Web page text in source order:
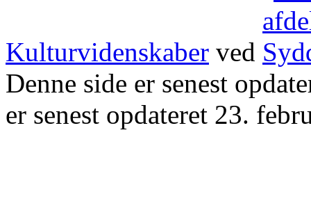
Kulturvidenskaber ved
Denne side er senest
er senest opdateret 23.